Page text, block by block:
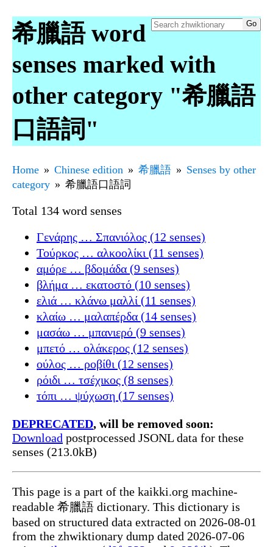
希臘語 word
senses marked with
other category "希臘語
口語詞"
Home Chinese edition 希臘語
Senses by other
category
希臘語口語詞
Total 134 word senses
Γενάρης … Σπανιόλος (12 senses)
Τούρκος … αλκοολίκι (11 senses)
αμόρε … βδομάδα (9 senses)
βλήμα … εκατοστό (10 senses)
ελιά … κλάνω μαλλί (11 senses)
κλαίω … μαλαπέρδα (14 senses)
μασάω … μπανιερό (9 senses)
μπετό … ολάκερος (12 senses)
ούλος … ροβίθι (12 senses)
ρόιδι … τσέχικος (8 senses)
τόπι … ψύχωση (17 senses)
DEPRECATED, will be removed soon:
Download postprocessed JSONL data for these
senses (213.0kB)
This page is a part of the kaikki.org machine-
readable 希臘語 dictionary. This dictionary is
based on structured data extracted on 2026-08-01
from the zhwiktionary dump dated 2026-07-06